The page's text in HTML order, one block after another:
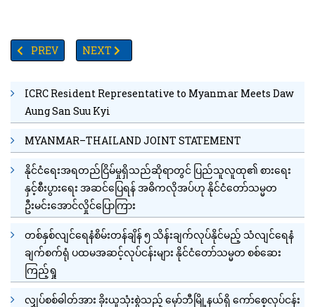
PREVIOUS ARTICLE: အရေးပေါ်ဆင်းသက်ခဲ့ရသည့် စင်ကာပူ
PREV NEXT ARTICLE: ရီပတ်ဘလစ်ကန်သမ္မတလောင်း
NEXT
ICRC Resident Representative to Myanmar Meets Daw
Aung San Suu Kyi
MYANMAR–THAILAND JOINT STATEMENT
နိုင်ငံရေးအရတည်ငြိမ်မှုရှိသည်ဆိုရာတွင် ပြည်သူလူထု၏ စားရေး
နှင့်စီးပွားရေး အဆင်ပြေရန် အဓိကလိုအပ်ဟု နိုင်ငံတော်သမ္မတ
ဦးမင်းအောင်လှိုင်ပြောကြား
တစ်နှစ်လျင်ရေနံစိမ်းတန်ချိန် ၅ သိန်းချက်လုပ်နိုင်မည့် သံလျင်ရေနံ
ချက်စက်ရုံ ပထမအဆင့်လုပ်ငန်းများ နိုင်ငံတော်သမ္မတ စစ်ဆေး
ကြည့်ရှု
လျှပ်စစ်ဓါတ်အား ခိုးယူသုံးစွဲသည့် မှော်ဘီမြို့နယ်ရှိ ကော်စေ့လုပ်ငန်း